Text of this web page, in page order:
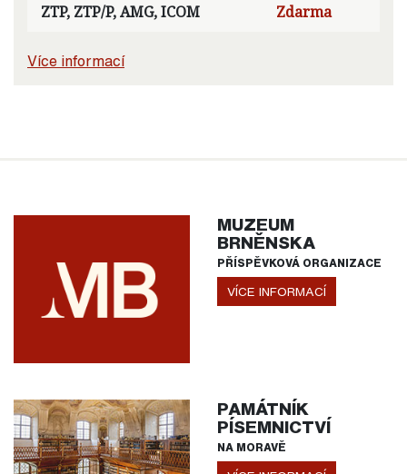
ZTP, ZTP/P, AMG, ICOM Zdarma
Více informací
MUZEUM
BRNĚNSKA
PŘÍSPĚVKOVÁ ORGANIZACE
VÍCE INFORMACÍ
PAMÁTNÍK
PÍSEMNICTVÍ
NA MORAVĚ